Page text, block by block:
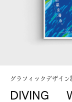
グラフィックデザイン
DIVING